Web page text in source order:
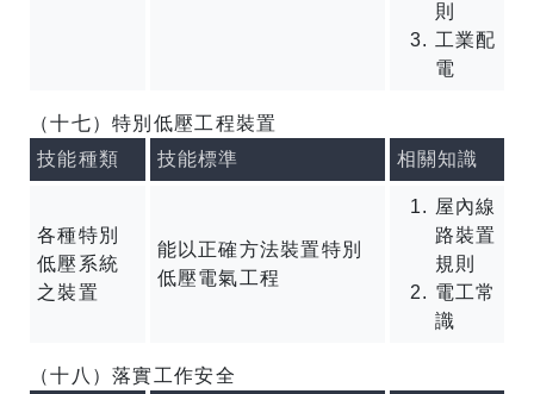
則
工業配
電
（十七）特別低壓工程裝置
技能種類
技能標準 相關知識
各種特別
低壓系統
之裝置
能以正確方法裝置特別
低壓電氣工程
屋內線
路裝置
規則
電工常
識
（十八）落實工作安全